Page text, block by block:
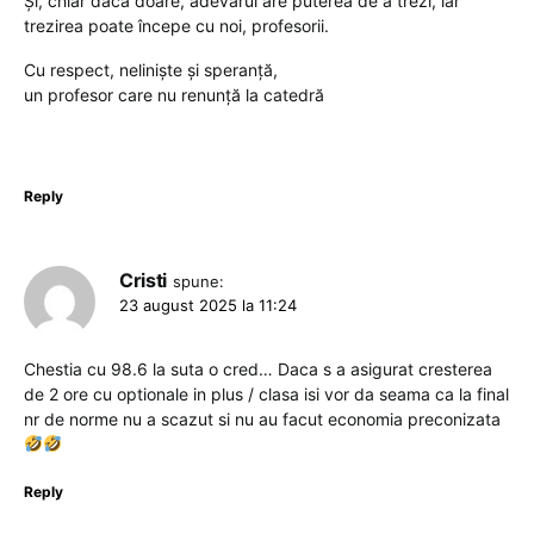
trezirea poate începe cu noi, profesorii.
Cu respect, neliniște și speranță,
un profesor care nu renunță la catedră
Reply
Cristi spune:
23 august 2025 la 11:24
Chestia cu 98.6 la suta o cred… Daca s a asigurat cresterea
de 2 ore cu optionale in plus / clasa isi vor da seama ca la final
nr de norme nu a scazut si nu au facut economia preconizata
Reply